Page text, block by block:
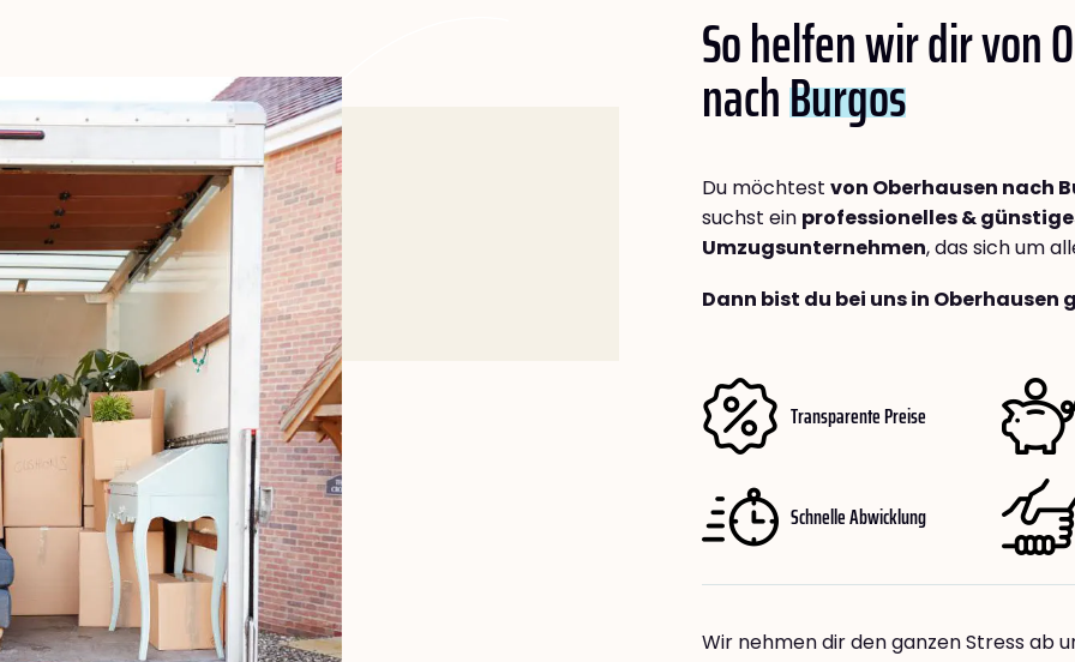
So helfen wir dir von
nachBurgos
Du möchtest von Oberhausen nach
suchst ein professionelles &
Umzugsunternehmen, das sich um
Dann bist du bei uns in
Transparente Preise
Schnelle Abwicklung
Wir nehmen dir den ganzen Stress ab